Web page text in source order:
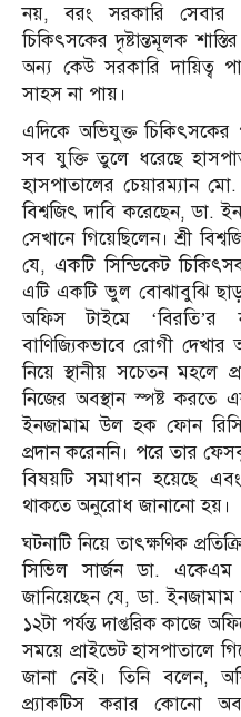
নয়, বরং সরকারি সেবার
চিকিৎসকের দৃষ্টান্তমূলক
অন্য কেউ সরকারি দায়িত্ব
সাহস না পায়।
এদিকে অভিযুক্ত চিকিৎসকের
সব যুক্তি তুলে ধরেছে
হাসপাতালের চেয়ারম্যান মো.
বিশ্বজিৎ দাবি করেছেন, ডা.
সেখানে গিয়েছিলেন। শ্রী
যে, একটি সিন্ডিকেট
এটি একটি ভুল বোঝাবুঝি
অফিস টাইমে ‘বিরতি’র
বাণিজ্যিকভাবে রোগী
নিয়ে স্থানীয় সচেতন মহলে
নিজের অবস্থান স্পষ্ট করতে
ইনজামাম উল হক ফোন
প্রদান করেননি। পরে তার
বিষয়টি সমাধান হয়েছে
থাকতে অনুরোধ জানানো হয়।
ঘটনাটি নিয়ে তাৎক্ষণিক
সিভিল সার্জন ডা. একেএম
জানিয়েছেন যে, ডা.
১২টা পর্যন্ত দাপ্তরিক কাজে
সময়ে প্রাইভেট হাসপাতালে
জানা নেই। তিনি বলেন,
প্র্যাকটিস করার কোনো